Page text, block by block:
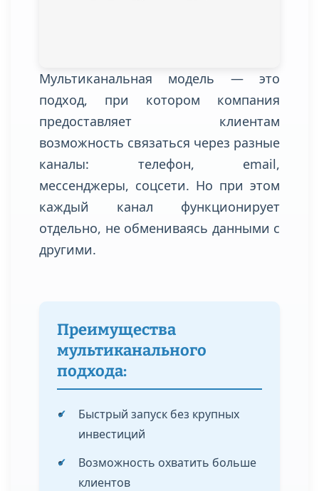
Мультиканальная модель — это
подход, при котором компания
предоставляет клиентам
возможность связаться через разные
каналы: телефон, email,
мессенджеры, соцсети. Но при этом
каждый канал функционирует
отдельно, не обмениваясь данными с
другими.
Преимущества
мультиканального
подхода:
✓
Быстрый запуск без крупных
инвестиций
✓
Возможность охватить больше
клиентов